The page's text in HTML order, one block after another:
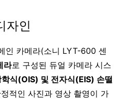
자인
인 카메라(소니 LYT-600 센
라로 구성된 듀얼 카메라 시스
학식(OIS) 및 전자식(EIS) 손떨
적인 사진과 영상 촬영이 가